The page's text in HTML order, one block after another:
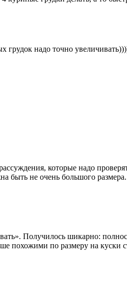
грудок надо точно
которые надо
быть не очень большого
Получилось шикарно:
похожими по размеру на куски